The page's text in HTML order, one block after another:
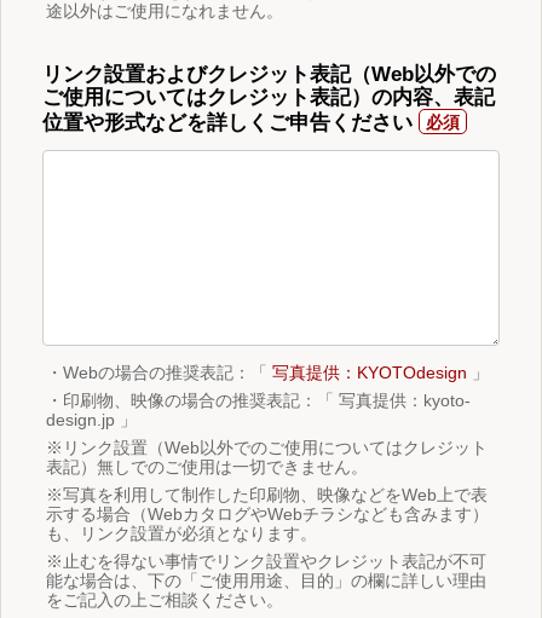
途以外はご使用になれません。
リンク設置およびクレジット表記（Web以外での
ご使用についてはクレジット表記）の内容、表記
位置や形式などを詳しくご申告ください
・Webの場合の推奨表記：「 写真提供：KYOTOdesign 」
・印刷物、映像の場合の推奨表記：「 写真提供：kyoto-
design.jp 」
※リンク設置（Web以外でのご使用についてはクレジット
表記）無しでのご使用は一切できません。
※写真を利用して制作した印刷物、映像などをWeb上で表
示する場合（WebカタログやWebチラシなども含みます）
も、リンク設置が必須となります。
※止むを得ない事情でリンク設置やクレジット表記が不可
能な場合は、下の「ご使用用途、目的」の欄に詳しい理由
をご記入の上ご相談ください。